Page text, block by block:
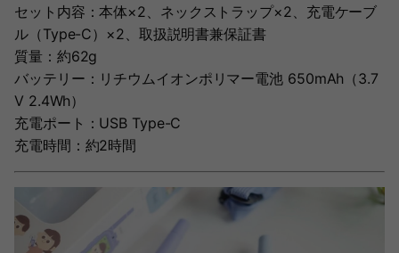
セット内容：本体×2、ネックストラップ×2、充電ケーブ
ル（Type-C）×2、取扱説明書兼保証書
質量：約62g
バッテリー：リチウムイオンポリマー電池 650mAh（3.7
V 2.4Wh）
充電ポート：USB Type-C
充電時間：約2時間